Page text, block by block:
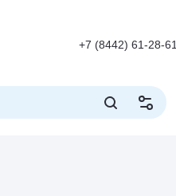
+7 (8442) 61-28-61